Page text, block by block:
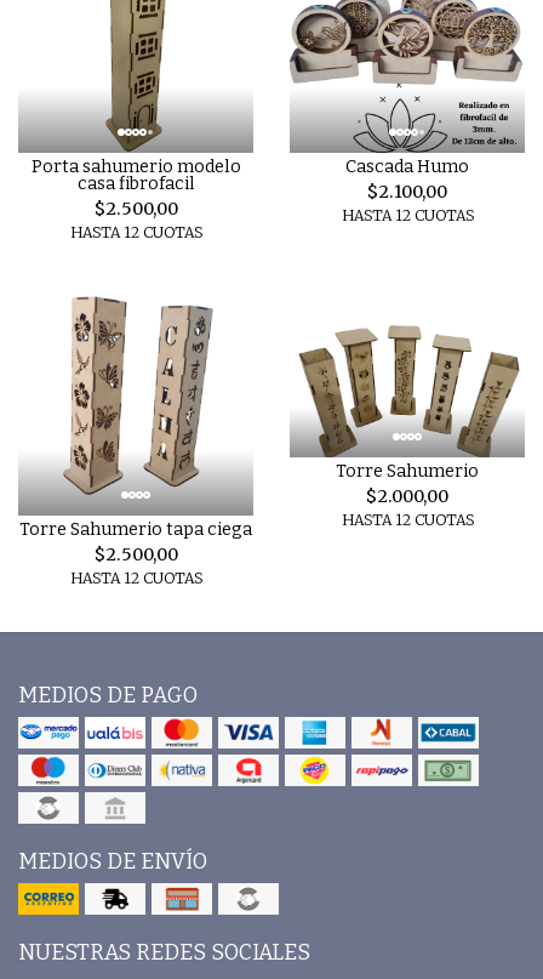
Porta sahumerio modelo
casa fibrofacil
$2.500,00
HASTA 12 CUOTAS
Cascada Humo
$2.100,00
HASTA 12 CUOTAS
Torre Sahumerio tapa ciega
$2.500,00
HASTA 12 CUOTAS
Torre Sahumerio
$2.000,00
HASTA 12 CUOTAS
MEDIOS DE PAGO
MEDIOS DE ENVÍO
NUESTRAS REDES SOCIALES